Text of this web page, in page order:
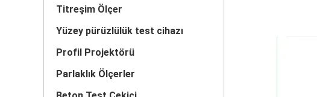
Titreşim Ölçer
Yüzey pürüzlülük test cihazı
Profil Projektörü
Parlaklık Ölçerler